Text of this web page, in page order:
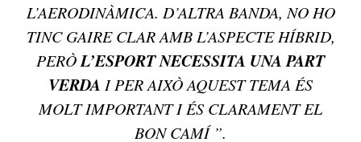
L’AERODINÀMICA. D’ALTRA BANDA, NO HO
TINC GAIRE CLAR AMB L’ASPECTE HÍBRID,
PERÒL’ESPORT NECESSITA UNA PART
VERDA I PER AIXÒ AQUEST TEMA ÉS
MOLT IMPORTANT I ÉS CLARAMENT EL
BON CAMÍ ”.